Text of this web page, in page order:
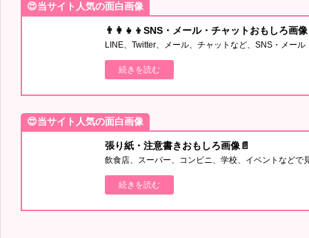
😍当サイト人気の面白画像
👨‍👩‍👧‍👦SNS・メール・チャットおもしろ画像
LINE、Twitter、メール、チャットなど、SNS・メー
続きを読む
😍当サイト人気の面白画像
張り紙・注意書きおもしろ画像📄
飲食店、スーパー、コンビニ、学校、イベントなど
続きを読む